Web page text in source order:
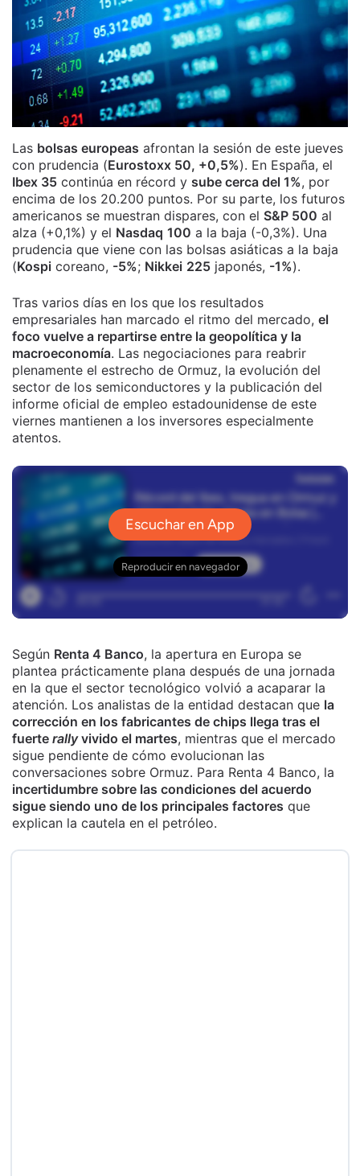
Las bolsas europeas afrontan la sesión de este jueves
con prudencia (Eurostoxx 50, +0,5%). En España, el
Ibex 35 continúa en récord y sube cerca del 1%, por
encima de los 20.200 puntos. Por su parte, los futuros
americanos se muestran dispares, con el S&P 500 al
alza (+0,1%) y el Nasdaq 100 a la baja (-0,3%). Una
prudencia que viene con las bolsas asiáticas a la baja
(Kospi coreano, -5%; Nikkei 225 japonés, -1%).
Tras varios días en los que los resultados
empresariales han marcado el ritmo del mercado, el
foco vuelve a repartirse entre la geopolítica y la
macroeconomía. Las negociaciones para reabrir
plenamente el estrecho de Ormuz, la evolución del
sector de los semiconductores y la publicación del
informe oficial de empleo estadounidense de este
viernes mantienen a los inversores especialmente
atentos.
Según Renta 4 Banco, la apertura en Europa se
plantea prácticamente plana después de una jornada
en la que el sector tecnológico volvió a acaparar la
atención. Los analistas de la entidad destacan que la
corrección en los fabricantes de chips llega tras el
fuerte rallyvivido el martes, mientras que el mercado
sigue pendiente de cómo evolucionan las
conversaciones sobre Ormuz. Para Renta 4 Banco, la
incertidumbre sobre las condiciones del acuerdo
sigue siendo uno de los principales factores que
explican la cautela en el petróleo.